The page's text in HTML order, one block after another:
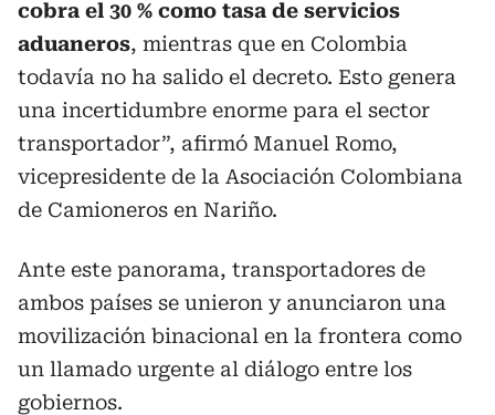
cobra el 30 % como tasa de servicios
aduaneros, mientras que en Colombia
todavía no ha salido el decreto. Esto genera
una incertidumbre enorme para el sector
transportador”, afirmó Manuel Romo,
vicepresidente de la Asociación Colombiana
de Camioneros en Nariño.
Ante este panorama, transportadores de
ambos países se unieron y anunciaron una
movilización binacional en la frontera como
un llamado urgente al diálogo entre los
gobiernos.